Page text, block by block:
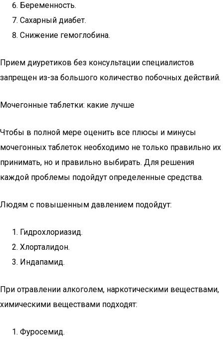
Беременность.
Сахарный диабет.
Снижение гемоглобина.
Прием диуретиков без консультации специалистов
запрещен из-за большого количество побочных действий.
Мочегонные таблетки: какие лучше
Чтобы в полной мере оценить все плюсы и минусы
мочегонных таблеток необходимо не только правильно их
принимать, но и правильно выбирать. Для решения
каждой проблемы подойдут определенные средства.
Людям с повышенным давлением подойдут:
Гидрохлориазид.
Хлорталидон.
Индапамид.
При отравлении алкоголем, наркотическими веществами,
химическими веществами подходят:
Фуросемид.